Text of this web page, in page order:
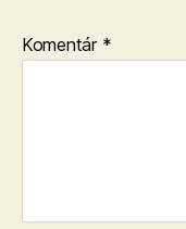
Komentár *